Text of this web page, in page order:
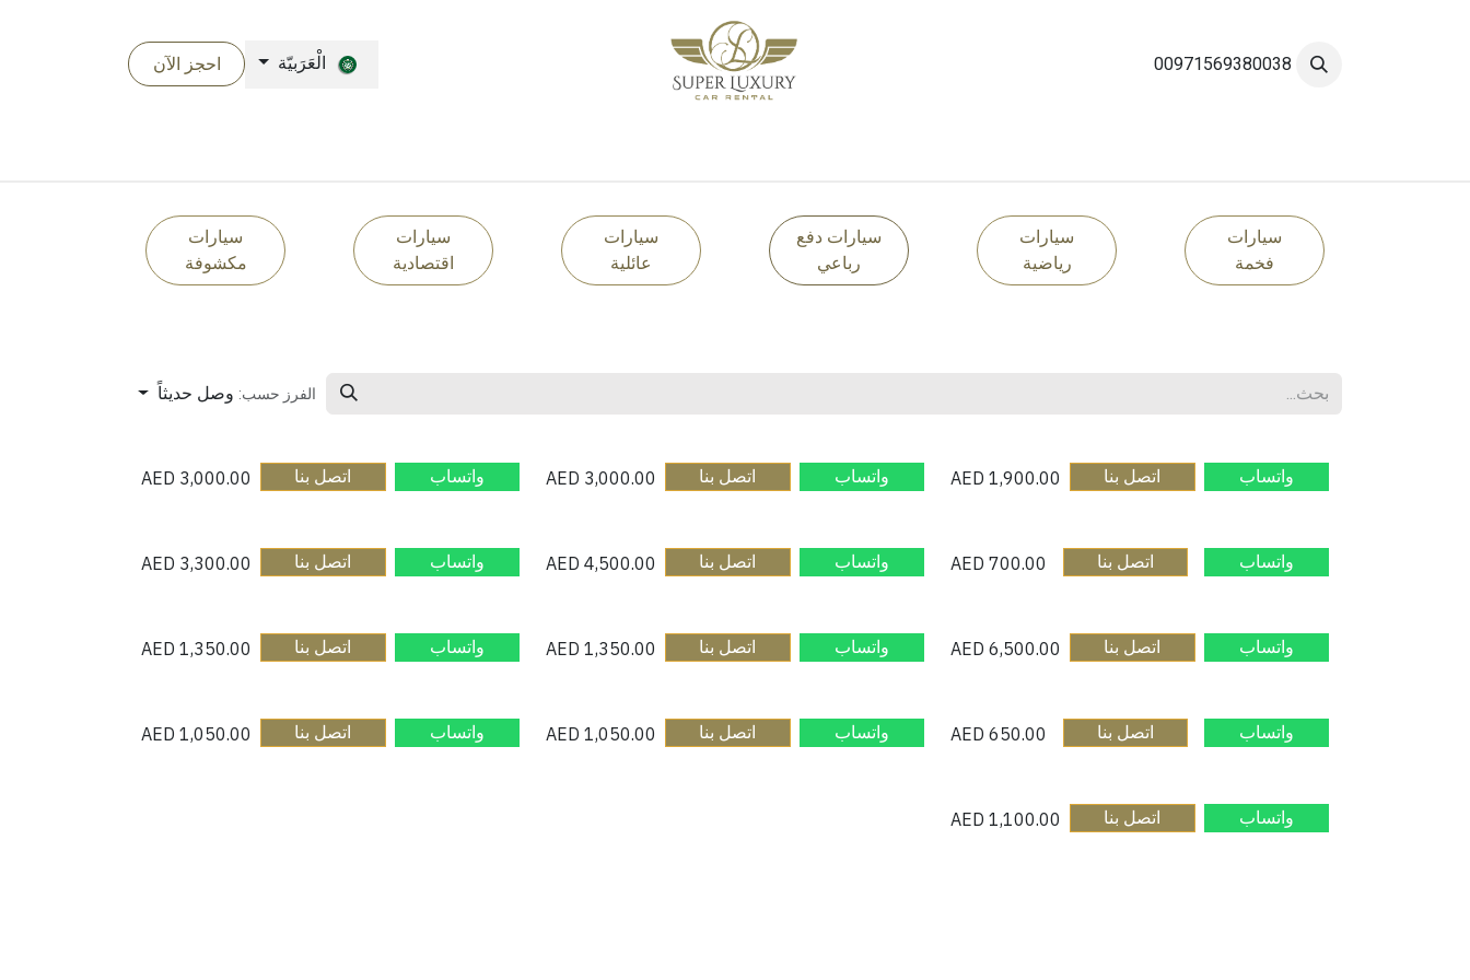
الْعَرَبيّة احجز الآن​
سيارات
فخمة
سيارات
رياضية
سيارات دفع
رباعي
سيارات
عائلية
سيارات
اقتصادية
سيارات
مكشوفة
الفرز حسب: وصل حديثاً
1,900.00 واتساب​ اتصل بنا​ 3,000.00 واتساب​ اتصل بنا​ 3,000.00 واتساب​ اتصل بنا​
700.00 واتساب​ اتصل بنا​ 4,500.00 واتساب​ اتصل بنا​ 3,300.00 واتساب​ اتصل بنا​
6,500.00 واتساب​ اتصل بنا​ 1,350.00 واتساب​ اتصل بنا​ 1,350.00 واتساب​ اتصل بنا​
650.00 واتساب​ اتصل بنا​ 1,050.00 واتساب​ اتصل بنا​ 1,050.00 واتساب​ اتصل بنا​
1,100.00 واتساب​ اتصل بنا​